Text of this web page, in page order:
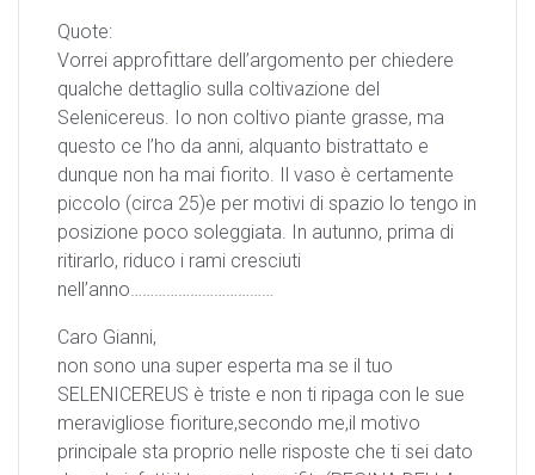
Quote:
Vorrei approfittare dell’argomento per chiedere
qualche dettaglio sulla coltivazione del
Selenicereus. Io non coltivo piante grasse, ma
questo ce l’ho da anni, alquanto bistrattato e
dunque non ha mai fiorito. Il vaso è certamente
piccolo (circa 25)e per motivi di spazio lo tengo in
posizione poco soleggiata. In autunno, prima di
ritirarlo, riduco i rami cresciuti
nell’anno………………………………
Caro Gianni,
non sono una super esperta ma se il tuo
SELENICEREUS è triste e non ti ripaga con le sue
meravigliose fioriture,secondo me,il motivo
principale sta proprio nelle risposte che ti sei dato